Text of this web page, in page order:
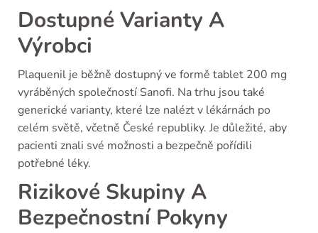
Dostupné Varianty A
Výrobci
Plaquenil je běžně dostupný ve formě tablet 200 mg
vyráběných společností Sanofi. Na trhu jsou také
generické varianty, které lze nalézt v lékárnách po
celém světě, včetně České republiky. Je důležité, aby
pacienti znali své možnosti a bezpečně pořídili
potřebné léky.
Rizikové Skupiny A
Bezpečnostní Pokyny